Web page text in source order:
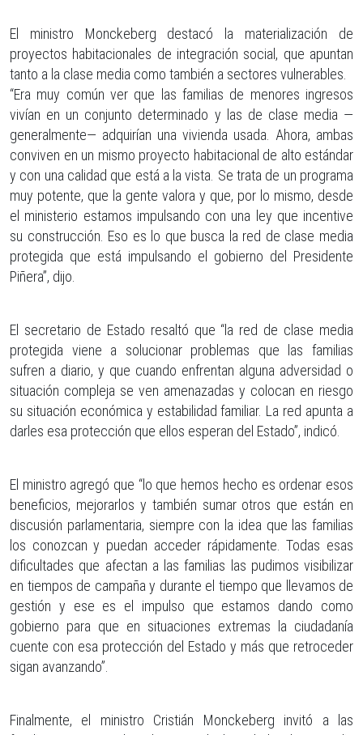
El ministro Monckeberg destacó la materialización de
proyectos habitacionales de integración social, que apuntan
tanto a la clase media como también a sectores vulnerables.
“Era muy común ver que las familias de menores ingresos
vivían en un conjunto determinado y las de clase media —
generalmente— adquirían una vivienda usada. Ahora, ambas
conviven en un mismo proyecto habitacional de alto estándar
y con una calidad que está a la vista. Se trata de un programa
muy potente, que la gente valora y que, por lo mismo, desde
el ministerio estamos impulsando con una ley que incentive
su construcción. Eso es lo que busca la red de clase media
protegida que está impulsando el gobierno del Presidente
Piñera”, dijo.
El secretario de Estado resaltó que “la red de clase media
protegida viene a solucionar problemas que las familias
sufren a diario, y que cuando enfrentan alguna adversidad o
situación compleja se ven amenazadas y colocan en riesgo
su situación económica y estabilidad familiar. La red apunta a
darles esa protección que ellos esperan del Estado”, indicó.
El ministro agregó que “lo que hemos hecho es ordenar esos
beneficios, mejorarlos y también sumar otros que están en
discusión parlamentaria, siempre con la idea que las familias
los conozcan y puedan acceder rápidamente. Todas esas
dificultades que afectan a las familias las pudimos visibilizar
en tiempos de campaña y durante el tiempo que llevamos de
gestión y ese es el impulso que estamos dando como
gobierno para que en situaciones extremas la ciudadanía
cuente con esa protección del Estado y más que retroceder
sigan avanzando”.
Finalmente, el ministro Cristián Monckeberg invitó a las